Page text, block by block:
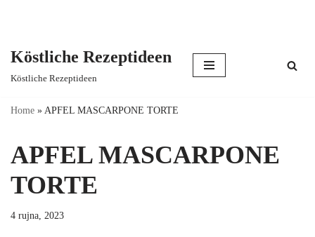
content
Köstliche Rezeptideen
Köstliche Rezeptideen
Home » APFEL MASCARPONE TORTE
APFEL MASCARPONE
TORTE
4 rujna, 2023